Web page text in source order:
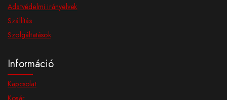
Adatvédelmi irányelvek
Szállítás
Szolgáltatások
Információ
Kapcsolat